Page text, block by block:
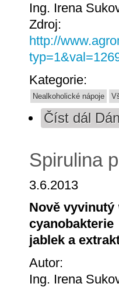
Ing. Irena
Zdroj:
http://
Kategorie:
Nealkoholické nápoje
Číst dál
Spirulina
3.6.2013
Nově
jablek a
Autor:
Ing. Irena